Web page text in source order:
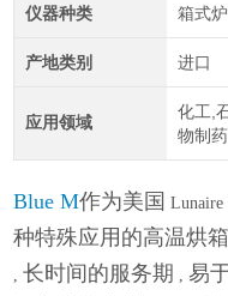
仪器种类 箱式炉
产地类别 进口
应用领域
化工,
物制药
Blue M作为美国 Lunaire
种特殊应用的高温烘箱
,长时间的服务期 ,易